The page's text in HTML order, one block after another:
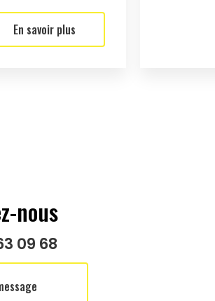
En savoir plus
nous
09 68